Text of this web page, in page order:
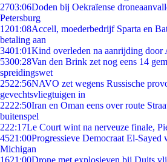
2703:06Doden bij Oekraïense
Petersburg
1201:08Accell, moederbedrijf Sparta en
betaling aan
3401:01Kind overleden na aanrijding door
5300:28Van den Brink zet nog eens 14
spreidingswet
2522:56NAVO zet wegens Russische
gevechtsvliegtuigen in
2222:50Iran en Oman eens over route
buitenspel
222:17Le Court wint na nerveuze finale,
4521:00Progressieve Democraat El-
Michigan
1621:00Drone met explosieven bij Duits